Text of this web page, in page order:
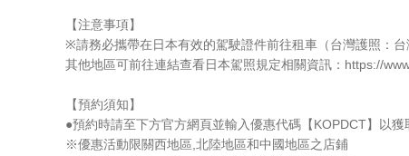
【注意事項】
※請務必攜帶在日本有效的駕駛證件前往租車（台灣護照：
其他地區可前往連結查看日本駕照規定相關資訊：https://
【預約須知】
●預約時請至下方官方網頁並輸入優惠代碼【KOPDCT】以獲
※優惠活動限關西地區,北陸地區和中國地區之店鋪